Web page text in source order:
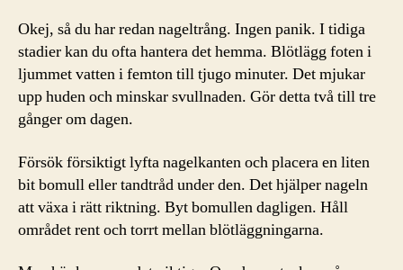
Okej, så du har redan nageltrång. Ingen panik. I tidiga
stadier kan du ofta hantera det hemma. Blötlägg foten i
ljummet vatten i femton till tjugo minuter. Det mjukar
upp huden och minskar svullnaden. Gör detta två till tre
gånger om dagen.
Försök försiktigt lyfta nagelkanten och placera en liten
bit bomull eller tandtråd under den. Det hjälper nageln
att växa i rätt riktning. Byt bomullen dagligen. Håll
området rent och torrt mellan blötläggningarna.